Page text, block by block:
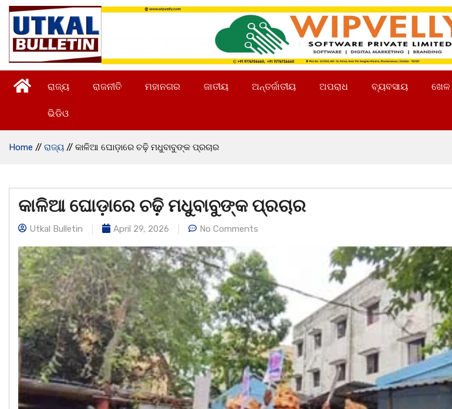
ରାଜ୍ୟ ରାଜନୀତି ମହାନଗର ଜାତୀୟ ଅନ୍ତର୍ଜାତୀୟ ଅପରାଧ ବ୍ୟବସାୟ ଖେଳ
ଭିଡିଓ
Home // ରାଜ୍ୟ // କାଳିଆ ଘୋଡ଼ାରେ ଚଢ଼ି ମଧୁବାବୁଙ୍କ ପ୍ରଚାର
କାଳିଆ ଘୋଡ଼ାରେ ଚଢ଼ି ମଧୁବାବୁଙ୍କ ପ୍ରଚାର
Utkal Bulletin April 29, 2026 No Comments